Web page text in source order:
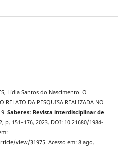
Lídia Santos do Nascimento. O
RELATO DA PESQUISA REALIZADA NO
Saberes: Revista interdisciplinar de
p. 151–176, 2023. DOI: 10.21680/1984-
view/31975. Acesso em: 8 ago.